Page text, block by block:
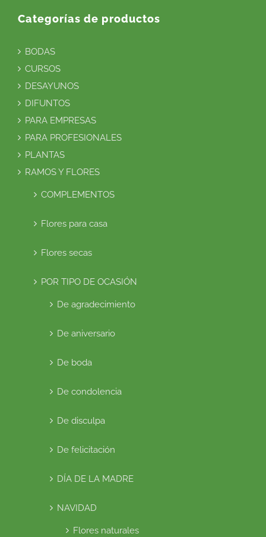
Categorías de productos
BODAS
CURSOS
DESAYUNOS
DIFUNTOS
PARA EMPRESAS
PARA PROFESIONALES
PLANTAS
RAMOS Y FLORES
COMPLEMENTOS
Flores para casa
Flores secas
POR TIPO DE OCASIÓN
De agradecimiento
De aniversario
De boda
De condolencia
De disculpa
De felicitación
DÍA DE LA MADRE
NAVIDAD
Flores naturales